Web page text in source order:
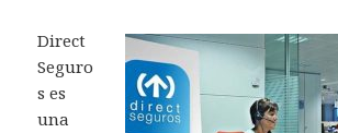
Direct
Seguro
s es
una